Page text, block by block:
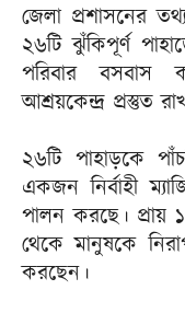
জেলা প্রশাসনের
২৬টি ঝুঁকিপূর্ণ
পরিবার বসবাস
আশ্রয়কেন্দ্র প্রস্তুত
২৬টি পাহাড়কে
একজন নির্বাহী
পালন করছে। প্রায়
থেকে মানুষকে
করছেন।